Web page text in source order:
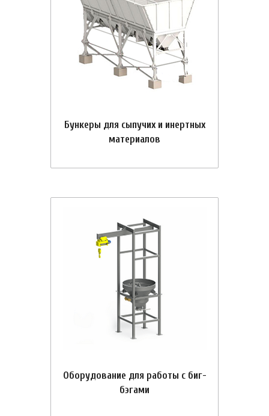
Бункеры для сыпучих и инертных
материалов
Оборудование для работы с биг-
бэгами